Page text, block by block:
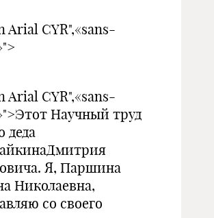
Arial CYR",«sans-
Arial CYR",«sans-
Научный труд
деда
Я, Паршина
Николаевна,
со своего